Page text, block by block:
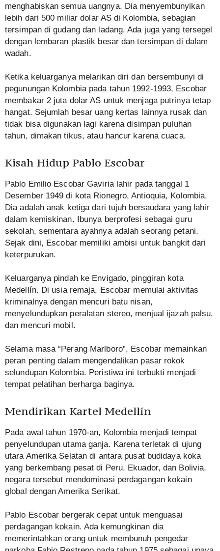
menghabiskan semua uangnya. Dia menyembunyikan
lebih dari 500 miliar dolar AS di Kolombia, sebagian
tersimpan di gudang dan ladang. Ada juga yang tersegel
dengan lembaran plastik besar dan tersimpan di dalam
wadah.
Ketika keluarganya melarikan diri dan bersembunyi di
pegunungan Kolombia pada tahun 1992-1993, Escobar
membakar 2 juta dolar AS untuk menjaga putrinya tetap
hangat. Sejumlah besar uang kertas lainnya rusak dan
tidak bisa digunakan lagi karena disimpan puluhan
tahun, dimakan tikus, atau hancur karena cuaca.
Kisah Hidup Pablo Escobar
Pablo Emilio Escobar Gaviria lahir pada tanggal 1
Desember 1949 di kota Rionegro, Antioquia, Kolombia.
Dia adalah anak ketiga dari tujuh bersaudara yang lahir
dalam kemiskinan. Ibunya berprofesi sebagai guru
sekolah, sementara ayahnya adalah seorang petani.
Sejak dini, Escobar memiliki ambisi untuk bangkit dari
keterpurukan.
Keluarganya pindah ke Envigado, pinggiran kota
Medellín. Di usia remaja, Escobar memulai aktivitas
kriminalnya dengan mencuri batu nisan,
menyelundupkan peralatan stereo, menjual ijazah palsu,
dan mencuri mobil.
Selama masa “Perang Marlboro”, Escobar memainkan
peran penting dalam mengendalikan pasar rokok
selundupan Kolombia. Peristiwa ini terbukti menjadi
tempat pelatihan berharga baginya.
Mendirikan Kartel Medellín
Pada awal tahun 1970-an, Kolombia menjadi tempat
penyelundupan utama ganja. Karena terletak di ujung
utara Amerika Selatan di antara pusat budidaya koka
yang berkembang pesat di Peru, Ekuador, dan Bolivia,
negara tersebut mendominasi perdagangan kokain
global dengan Amerika Serikat.
Pablo Escobar bergerak cepat untuk menguasai
perdagangan kokain. Ada kemungkinan dia
memerintahkan orang untuk membunuh pengedar